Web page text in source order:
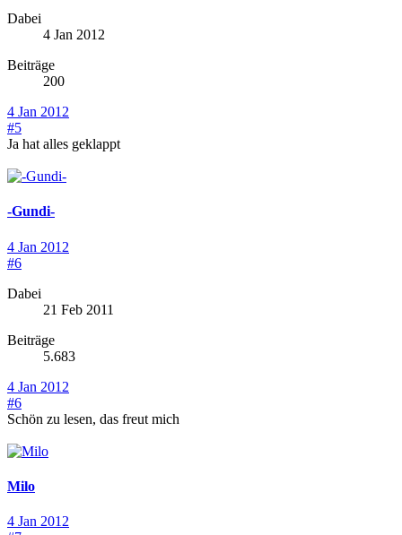
Dabei
4 Jan 2012
Beiträge
200
4 Jan 2012
#5
Ja hat alles geklappt
-Gundi-
4 Jan 2012
#6
Dabei
21 Feb 2011
Beiträge
5.683
4 Jan 2012
#6
Schön zu lesen, das freut mich
Milo
4 Jan 2012